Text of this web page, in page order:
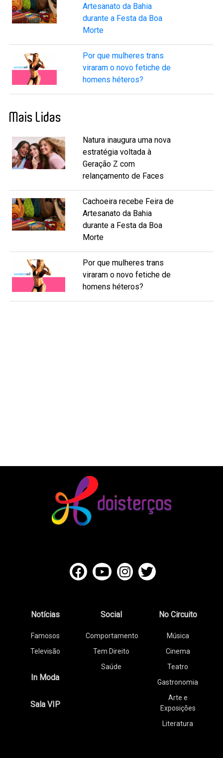
Artesanato da Bahia
durante a Festa da Boa
Morte
Por que mulheres trans
viraram o novo fetiche de
homens héteros?
Mais Lidas
Natura inaugura uma nova
estratégia voltada à
Geração Z com
relançamento de Faces
Cachoeira recebe Feira de
Artesanato da Bahia
durante a Festa da Boa
Morte
Por que mulheres trans
viraram o novo fetiche de
homens héteros?
Notícias
Famosos
Televisão
In Moda
Sala VIP
Social
Comportamento
Tem Direito
Saúde
No Circuito
Música
Cinema
Teatro
Gastronomia
Arte e
Exposições
Literatura